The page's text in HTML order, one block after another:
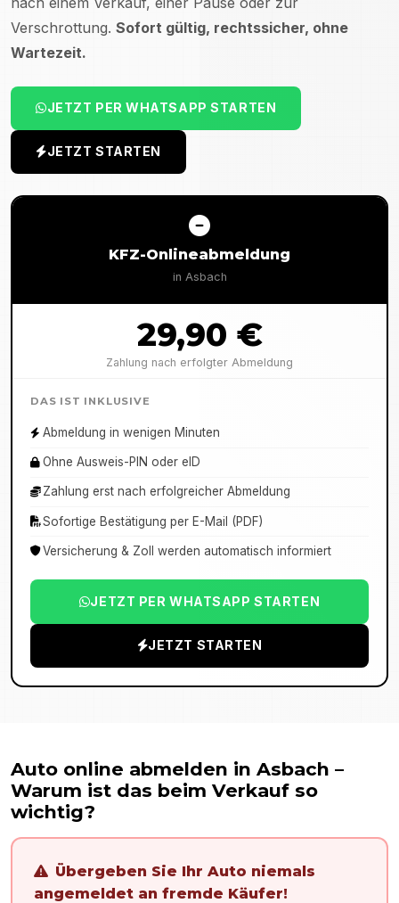
Verschrottung. Sofort gültig, rechtssicher, ohne
Wartezeit.
JETZT PER WHATSAPP STARTEN
JETZT STARTEN
KFZ-Onlineabmeldung
in Asbach
29,90 €
Zahlung nach erfolgter Abmeldung
DAS IST INKLUSIVE
Abmeldung in wenigen Minuten
Ohne Ausweis-PIN oder eID
Zahlung erst nach erfolgreicher Abmeldung
Sofortige Bestätigung per E-Mail (PDF)
Versicherung & Zoll werden automatisch informiert
JETZT PER WHATSAPP STARTEN
JETZT STARTEN
Auto online abmelden in Asbach –
Warum ist das beim Verkauf so
wichtig?
Übergeben Sie Ihr Auto niemals
angemeldet an fremde Käufer!